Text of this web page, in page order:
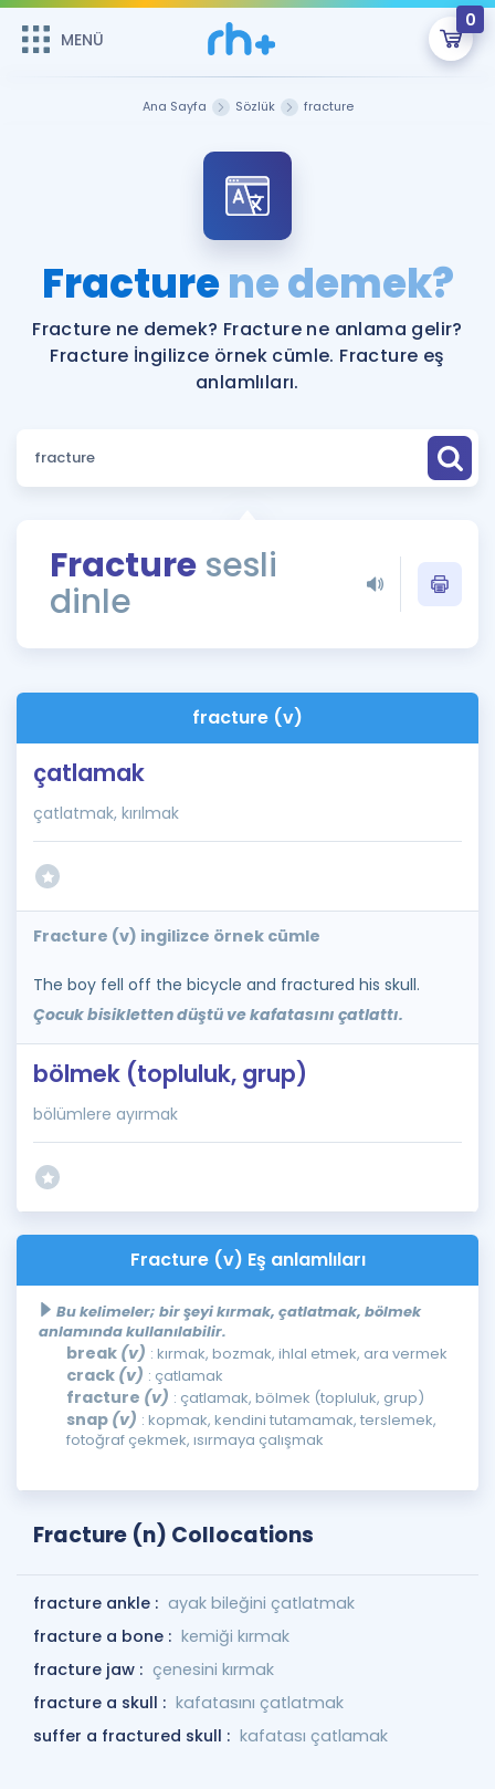
MENÜ
0
ÜYE DEĞİLİM
Sepetin Şu An Boş.
Remzi Hoca ile seni sınava hazırlayacak onlarca eğitim seni
bekliyor!
MENÜ
Faydalı Araçlar
Sözlük
Rehberlik Aracı
ÖSYM Sınav Takvimi
İngilizce Gramer
Hakkımızda
Ana Sayfa Sözlük fracture
Fracturene demek?
Fracture ne demek? Fracture ne anlama gelir?
Fracture İngilizce örnek cümle. Fracture eş
anlamlıları.
Fracture sesli
dinle
fracture (v)
çatlamak
çatlatmak, kırılmak
Fracture (v) ingilizce örnek cümle
The boy fell off the bicycle and fractured his skull.
Çocuk bisikletten düştü ve kafatasını çatlattı.
bölmek (topluluk, grup)
bölümlere ayırmak
Fracture (v) Eş anlamlıları
Bu kelimeler; bir şeyi kırmak, çatlatmak, bölmek
anlamında kullanılabilir.
break (v) : kırmak, bozmak, ihlal etmek, ara vermek
crack (v) : çatlamak
fracture (v) : çatlamak, bölmek (topluluk, grup)
snap (v) : kopmak, kendini tutamamak, terslemek,
fotoğraf çekmek, ısırmaya çalışmak
Fracture (n) Collocations
fracture ankle : ayak bileğini çatlatmak
fracture a bone : kemiği kırmak
fracture jaw : çenesini kırmak
fracture a skull : kafatasını çatlatmak
suffer a fractured skull : kafatası çatlamak